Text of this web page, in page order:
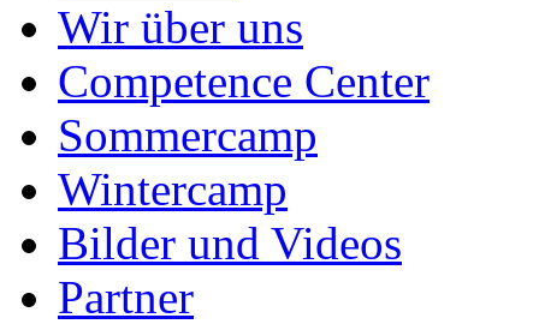
Wir über uns
Competence Center
Sommercamp
Wintercamp
Bilder und Videos
Partner